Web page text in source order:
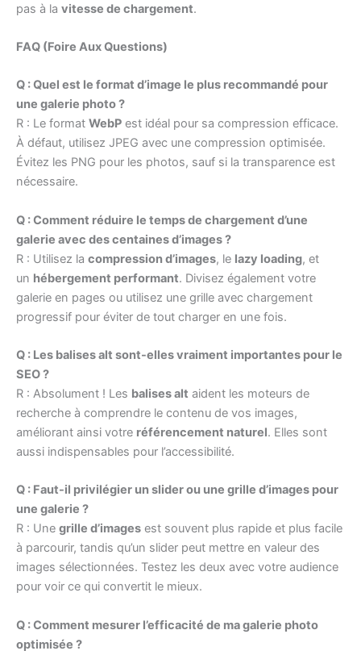
pas à la vitesse de chargement.
FAQ (Foire Aux Questions)
Q : Quel est le format d’image le plus recommandé pour
une galerie photo ?
R : Le format WebP est idéal pour sa compression efficace.
À défaut, utilisez JPEG avec une compression optimisée.
Évitez les PNG pour les photos, sauf si la transparence est
nécessaire.
Q : Comment réduire le temps de chargement d’une
galerie avec des centaines d’images ?
R : Utilisez la compression d’images, le lazy loading, et
un hébergement performant. Divisez également votre
galerie en pages ou utilisez une grille avec chargement
progressif pour éviter de tout charger en une fois.
Q : Les balises alt sont-elles vraiment importantes pour le
SEO ?
R : Absolument ! Les balises alt aident les moteurs de
recherche à comprendre le contenu de vos images,
améliorant ainsi votre référencement naturel. Elles sont
aussi indispensables pour l’accessibilité.
Q : Faut-il privilégier un slider ou une grille d’images pour
une galerie ?
R : Une grille d’images est souvent plus rapide et plus facile
à parcourir, tandis qu’un slider peut mettre en valeur des
images sélectionnées. Testez les deux avec votre audience
pour voir ce qui convertit le mieux.
Q : Comment mesurer l’efficacité de ma galerie photo
optimisée ?